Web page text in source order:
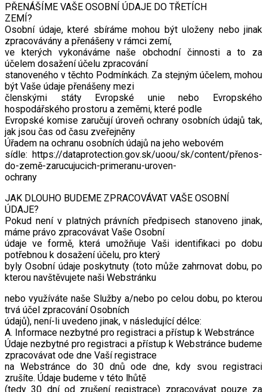
PŘENÁŠÍME VAŠE OSOBNÍ ÚDAJE DO TŘETÍCH
ZEMÍ?
Osobní údaje, které sbíráme mohou být uloženy nebo jinak
zpracovávány a přenášeny v rámci zemí,
ve kterých vykonáváme naše obchodní činnosti a to za
účelem dosažení účelu zpracování
stanoveného v těchto Podmínkách. Za stejným účelem, mohou
být Vaše údaje přenášeny mezi
členskými státy Evropské unie nebo Evropského
hospodářského prostoru a zeměmi, které podle
Evropské komise zaručují úroveň ochrany osobních údajů tak,
jak jsou čas od času zveřejněny
Úřadem na ochranu osobních údajů na jeho webovém
sídle: https://dataprotection.gov.sk/uoou/sk/content/přenos-
do-země-zarucujucich-primeranu-uroven-
ochrany
JAK DLOUHO BUDEME ZPRACOVÁVAT VAŠE OSOBNÍ
ÚDAJE?
Pokud není v platných právních předpisech stanoveno jinak,
máme právo zpracovávat Vaše Osobní
údaje ve formě, která umožňuje Vaši identifikaci po dobu
potřebnou k dosažení účelu, pro který
byly Osobní údaje poskytnuty (toto může zahrnovat dobu, po
kterou navštěvujete naši Webstránku
nebo využíváte naše Služby a/nebo po celou dobu, po kterou
trvá účel zpracování Osobních
údajů), není-li uvedeno jinak, v následující délce:
A. Informace nezbytné pro registraci a přístup k Webstránce
Údaje nezbytné pro registraci a přístup k Webstránce budeme
zpracovávat ode dne Vaší registrace
na Webstránce do 30 dnů ode dne, kdy svou registraci
zrušíte. Údaje budeme v této lhůtě
(tedy 30 dní od zrušení registrace) zpracovávat pouze za